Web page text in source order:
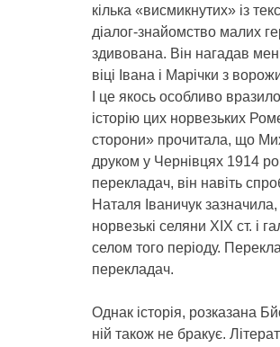
кілька «висмикнутих» із
діалог-знайомство малих
здивована. Він нагадав
віці Івана і Марічки з
І це якось особливо
історію цих норвезьких
сторони» прочитала, що
друком у Чернівцях 1914
перекладач, він навіть
Наталя Іваничук
норвезькі селяни ХІХ ст. і
селом того періоду.
перекладач.
Однак історія, розказана
ній також не бракує.